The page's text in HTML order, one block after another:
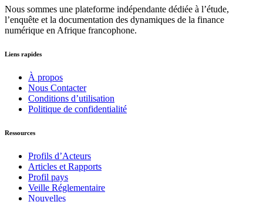
Nous sommes une plateforme indépendante dédiée à l’étude,
l’enquête et la documentation des dynamiques de la finance
numérique en Afrique francophone.
Liens rapides
À propos
Nous Contacter
Conditions d’utilisation
Politique de confidentialité
Ressources
Profils d’Acteurs
Articles et Rapports
Profil pays
Veille Réglementaire
Nouvelles